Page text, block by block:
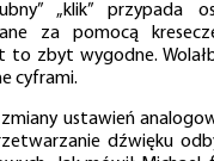
„klik” przypada
za pomocą
to zbyt wygodne.
cyframi.
ustawień
dźwięku